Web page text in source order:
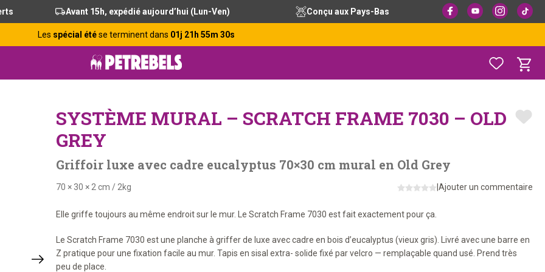
Avant 15h, expédié aujourd’hui (Lun-Ven) Conçu aux Pays-Bas
Les spécial étése terminent dans 01j 21h 55m 30s
SYSTÈME MURAL – SCRATCH FRAME 7030 – OLD
GREY
Griffoir luxe avec cadre eucalyptus 70×30 cm mural en Old Grey
70 × 30 × 2 cm / 2kg Ajouter un commentaire
Elle griffe toujours au même endroit sur le mur. Le Scratch Frame 7030 est fait exactement pour ça.
Le Scratch Frame 7030 est une planche à griffer de luxe avec cadre en bois d’eucalyptus (vieux gris). Livré avec une barre en
Z pratique pour une fixation facile au mur. Tapis en sisal extra- solide fixé par velcro — remplaçable quand usé. Prend très
peu de place.